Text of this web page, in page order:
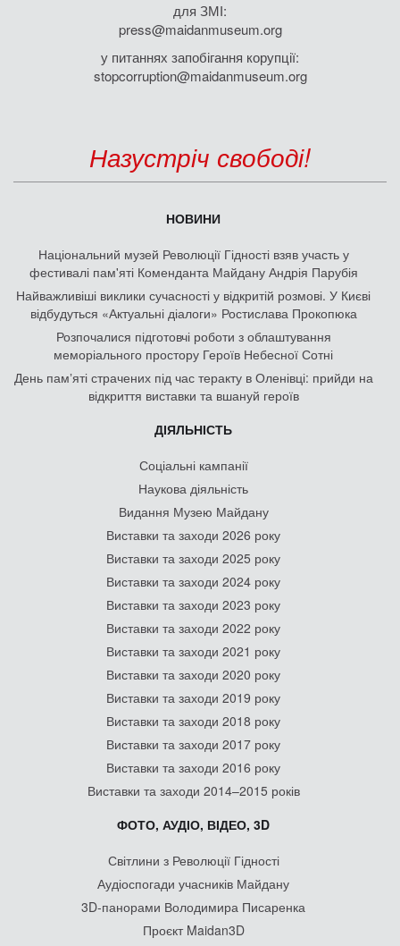
для ЗМІ:
press@maidanmuseum.org
у питаннях запобігання корупції:
stopcorruption@maidanmuseum.org
Назустріч свободі!
НОВИНИ
Національний музей Революції Гідності взяв участь у
фестивалі пам'яті Коменданта Майдану Андрія Парубія
Найважливіші виклики сучасності у відкритій розмові. У Києві
відбудуться «Актуальні діалоги» Ростислава Прокопюка
Розпочалися підготовчі роботи з облаштування
меморіального простору Героїв Небесної Сотні
День памʼяті страчених під час теракту в Оленівці: прийди на
відкриття виставки та вшануй героїв
ДІЯЛЬНІСТЬ
Соціальні кампанії
Наукова діяльність
Видання Музею Майдану
Виставки та заходи 2026 року
Виставки та заходи 2025 року
Виставки та заходи 2024 року
Виставки та заходи 2023 року
Виставки та заходи 2022 року
Виставки та заходи 2021 року
Виставки та заходи 2020 року
Виставки та заходи 2019 року
Виставки та заходи 2018 року
Виставки та заходи 2017 року
Виставки та заходи 2016 року
Виставки та заходи 2014–2015 років
ФОТО, АУДІО, ВІДЕО, 3D
Світлини з Революції Гідності
Аудіоспогади учасників Майдану
3D-панорами Володимира Писаренка
Проєкт Maidan3D